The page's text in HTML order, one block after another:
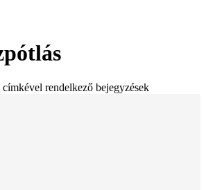
címkével rendelkező bejegyzések